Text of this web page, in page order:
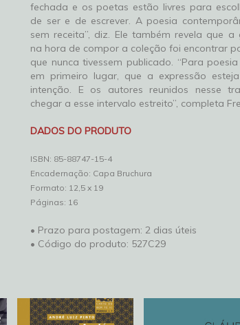
fechada e os poetas estão livres para
de ser e de escrever. A poesia
sem receita”, diz. Ele também revela que a
na hora de compor a coleção foi encontrar
que nunca tivessem publicado. “Para
em primeiro lugar, que a expressão
intenção. E os autores reunidos nesse
chegar a esse intervalo estreito”, completa
DADOS DO PRODUTO
ISBN: 85-88747-15-4
Encadernação: Capa Bruchura
Formato: 12,5 x 19
Páginas: 16
• Prazo para postagem: 2 dias úteis
• Código do produto: 527C29